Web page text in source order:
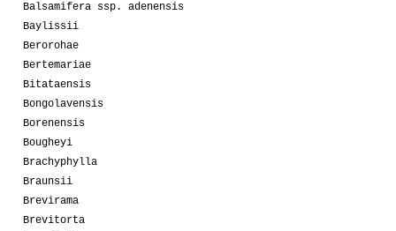
Balsamifera ssp. adenensis
Baylissii
Berorohae
Bertemariae
Bitataensis
Bongolavensis
Borenensis
Bougheyi
Brachyphylla
Braunsii
Brevirama
Brevitorta